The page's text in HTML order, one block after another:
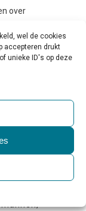
wel de cookies
accepteren drukt
unieke ID's op deze
over
voor